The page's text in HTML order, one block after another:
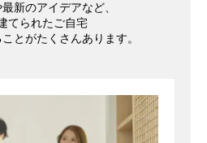
新のアイデアなど、
てられたご自宅
とがたくさんあります。